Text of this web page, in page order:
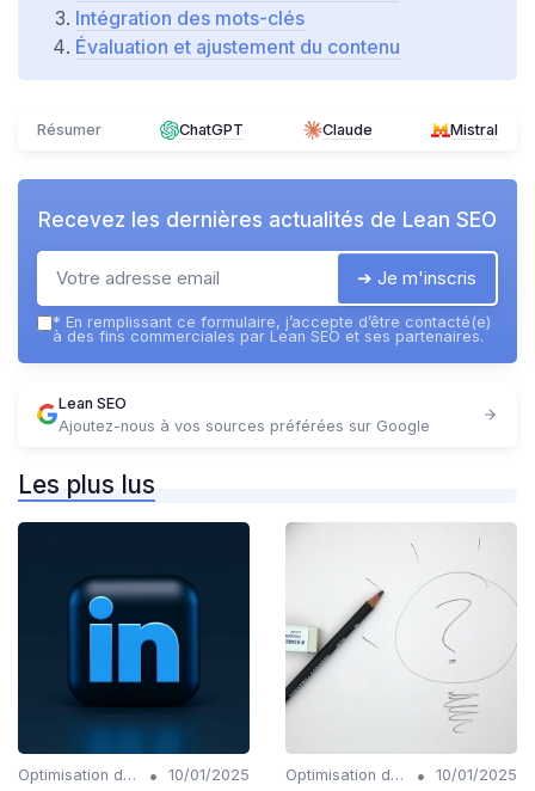
Intégration des mots-clés
Évaluation et ajustement du contenu
Résumer ChatGPT Claude Mistral
Recevez les dernières actualités de Lean SEO
➔ Je m'inscris
* En remplissant ce formulaire, j’accepte d’être contacté(e)
à des fins commerciales par Lean SEO et ses partenaires.
Lean SEO
Ajoutez-nous à vos sources préférées sur Google
Les plus lus
Optimisation du contenu généré par IA •
10/01/2025
Optimisation du contenu généré par IA •
10/01/2025